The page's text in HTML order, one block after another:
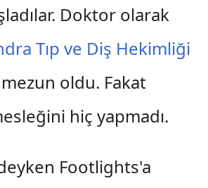
Doktor olarak
Tıp ve Diş Hekimliği
oldu. Fakat
hiç yapmadı.
Footlights'a